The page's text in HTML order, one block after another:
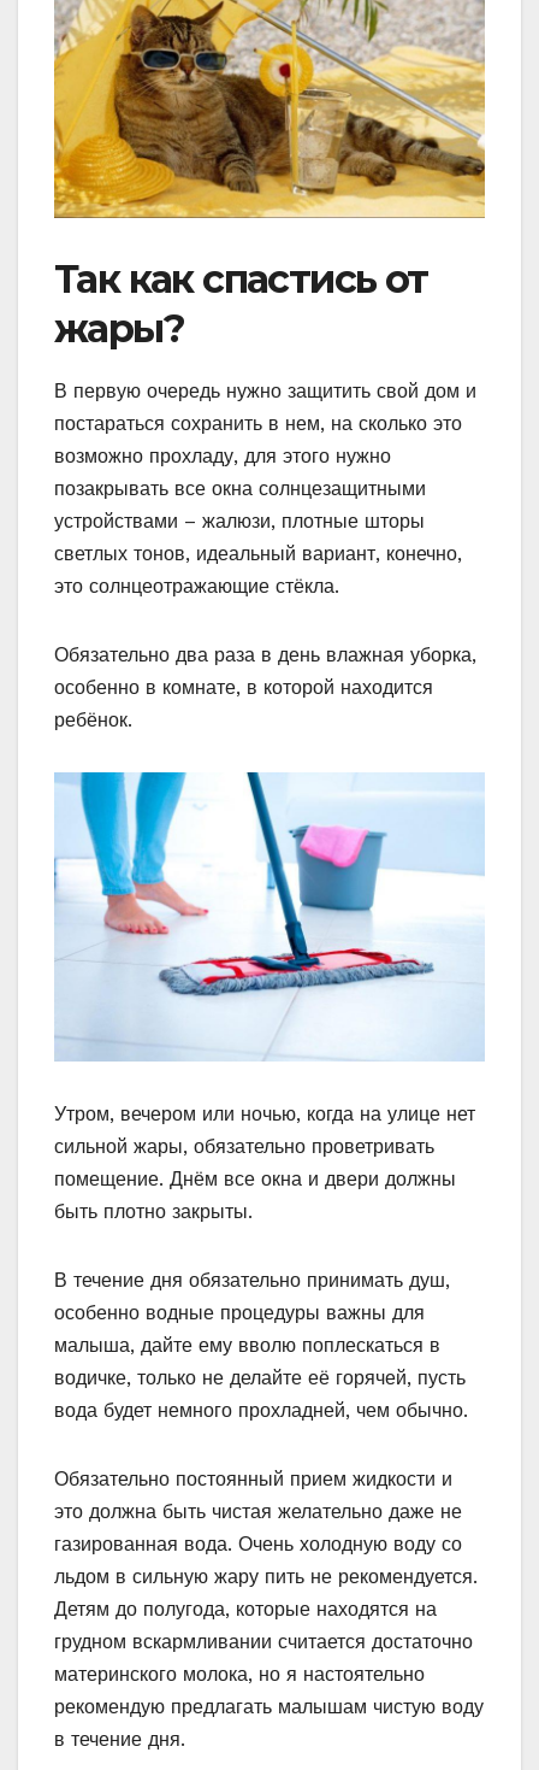
Так как спастись от
жары?
В первую очередь нужно защитить свой дом и
постараться сохранить в нем, на сколько это
возможно прохладу, для этого нужно
позакрывать все окна солнцезащитными
устройствами – жалюзи, плотные шторы
светлых тонов, идеальный вариант, конечно,
это солнцеотражающие стёкла.
Обязательно два раза в день влажная уборка,
особенно в комнате, в которой находится
ребёнок.
Утром, вечером или ночью, когда на улице нет
сильной жары, обязательно проветривать
помещение. Днём все окна и двери должны
быть плотно закрыты.
В течение дня обязательно принимать душ,
особенно водные процедуры важны для
малыша, дайте ему вволю поплескаться в
водичке, только не делайте её горячей, пусть
вода будет немного прохладней, чем обычно.
Обязательно постоянный прием жидкости и
это должна быть чистая желательно даже не
газированная вода. Очень холодную воду со
льдом в сильную жару пить не рекомендуется.
Детям до полугода, которые находятся на
грудном вскармливании считается достаточно
материнского молока, но я настоятельно
рекомендую предлагать малышам чистую воду
в течение дня.